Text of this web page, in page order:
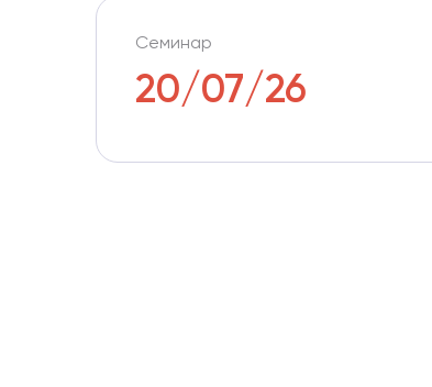
Семинар
20/07/26